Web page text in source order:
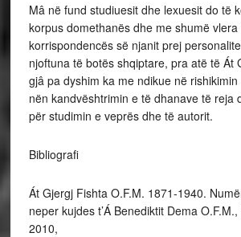
Mâ në fund studiuesit dhe lexuesit do të
korpus domethanës dhe me shumë vlera
korrispondencës së njanit prej
njoftuna të botës shqiptare, pra atë të Át
gjâ pa dyshim ka me ndikue në
nën kandvështrimin e të dhanave të reja
për studimin e veprës dhe të autorit.
Bibliografi
Át Gjergj Fishta O.F.M. 1871-1940.
neper kujdes t’Á Benediktit Dema
2010,